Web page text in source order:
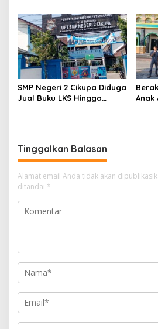
Lilin Aromaterapi dari
Minyak Jelantah Bersama
Ibu-Ibu PPK di Desa Pekan
Tua, Kempas.
SMP Negeri 2 Cikupa Diduga
Jual Buku LKS Hingga
Anak
Tinggalkan Balasan
Alamat email Anda tidak akan
ditandai *